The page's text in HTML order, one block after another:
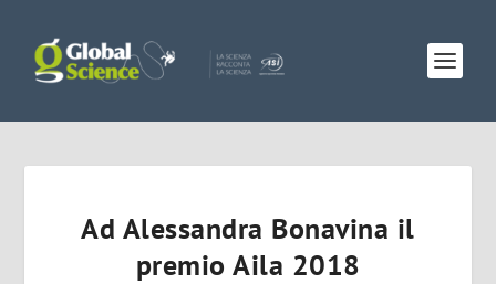
Ad Alessandra Bonavina il
premio Aila 2018